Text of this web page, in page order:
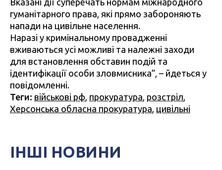
гуманітарного права, які прямо забороняють
напади на цивільне населення.
Наразі у кримінальному провадженні
вживаються усі можливі та належні заходи
для встановлення обставин подій та
ідентифікації особи зловмисника”, – йдеться у
повідомленні.
Теги: військові рф прокуратура розстріл
Херсонська обласна прокуратура цивільні
ІНШІ НОВИНИ